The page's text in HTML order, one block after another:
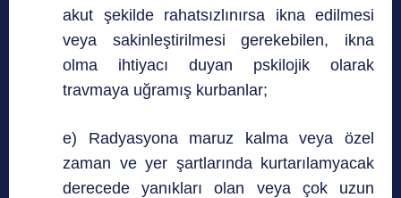
akut şekilde rahatsızlınırsa ikna edilmesi
veya sakinleştirilmesi gerekebilen, ikna
olma ihtiyacı duyan pskilojik olarak
travmaya uğramış kurbanlar;
e) Radyasyona maruz kalma veya özel
zaman ve yer şartlarında kurtarılamyacak
derecede yanıkları olan veya çok uzun